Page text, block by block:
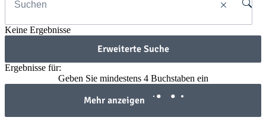
Keine Ergebnisse
Erweiterte Suche
Ergebnisse für:
Geben Sie mindestens 4 Buchstaben ein
Mehr anzeigen